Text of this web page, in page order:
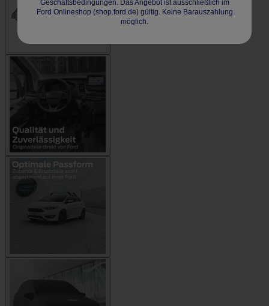
Geschäftsbedingungen. Das Angebot ist ausschließlich im
Ford Onlineshop (shop.ford.de) gültig. Keine Barauszahlung
möglich.